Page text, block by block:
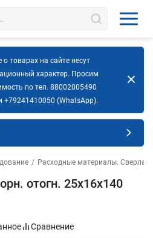
товарах на сайте несут
характер. Просим
по тел. 88002005490
+79241410050 (WhatsApp).
/ Расходные материалы. Сверла.
отогн. 25х16х140
Сравнение